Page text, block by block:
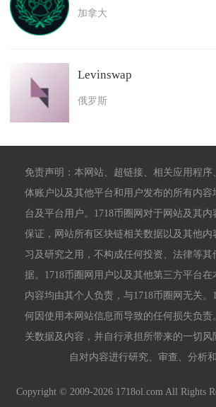
加拿大
Levinswap
俄罗斯
免责声明：本网站、超链接、相关应用程序
体账户以及其他平台和用户发布的所有内容
台及平台用户。1718币圈网对于网站及其
保证，网站所有区块链相关数据以及其他内
习及研究之用，不构成任何投资、法律等其
据。1718币圈网用户以及其他第三方平台
内容均由其个人负责，与1718币圈网无关。
何因使用本网站信息而导致的任何损失负责
关数据及内容，并自行承担所带来的一切风
自对内容进行研究、审查、分析和
Copyright © 2009-2026 1718ol.com All Rights